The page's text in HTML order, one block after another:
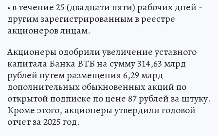
• в течение 25 (двадцати пяти) рабочих дней -
другим зарегистрированным в реестре
акционеров лицам.
Акционеры одобрили увеличение уставного
капитала Банка ВТБ на сумму 314,63 млрд
рублей путем размещения 6,29 млрд
дополнительных обыкновенных акций по
открытой подписке по цене 87 рублей за штуку.
Кроме этого, акционеры утвердили годовой
отчет за 2025 год.